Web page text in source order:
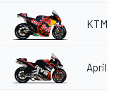
KTM
Aprilia